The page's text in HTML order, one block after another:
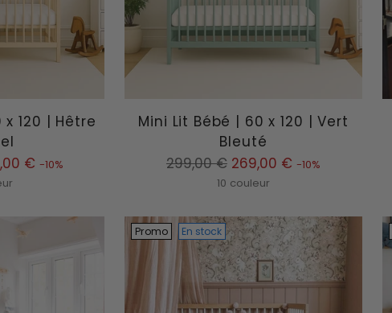
120 | Hêtre
€ -10%
Mini Lit Bébé | 60 x 120 | Vert
Bleuté
Prix
299,00 € 269,00 € -10%
10 couleur
Promo En stock